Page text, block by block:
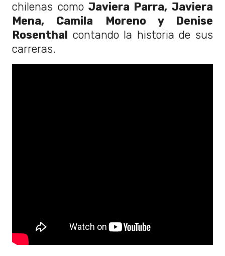
chilenas comoJaviera Parra, Javiera
Mena, Camila Moreno y Denise
Rosenthal
contando la historia de sus
carreras.